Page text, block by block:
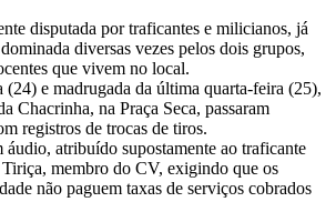
disputada por traficantes e milicianos, já
diversas vezes pelos dois grupos,
que vivem no local.
(24) e madrugada da última quarta-feira (25),
Chacrinha, na Praça Seca, passaram
registros de trocas de tiros.
atribuído supostamente ao traficante
membro do CV, exigindo que os
não paguem taxas de serviços cobrados